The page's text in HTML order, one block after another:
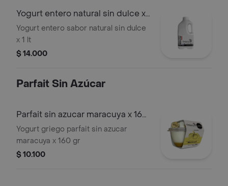
Yogurt entero natural sin dulce x 1
lt
Yogurt entero sabor natural sin dulce
x 1 lt
$ 14.000
Parfait Sin Azúcar
Parfait sin azucar maracuya x 160
gr
Yogurt griego parfait sin azucar
maracuya x 160 gr
$ 10.100